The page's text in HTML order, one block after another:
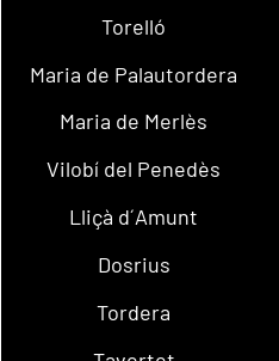
Torelló
Maria de Palautordera
Maria de Merlès
Vilobí del Penedès
Lliçà d´Amunt
Dosrius
Tordera